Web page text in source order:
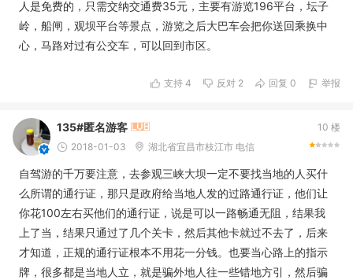
人是免费的，只需交纳交通费35元，主要有游览196平台，坛子
岭，船闸，观坝平台等景点，游览之后大巴车会把你送回乘换中
心，马路对过有公交车，可以回到市区。
支持 4 反对 2 回复 0 举报
10 楼
135#匿名游客
2018-01-03 湖北省宜昌市枝江市 电信
自驾游的千万要注意，去参观三峡大坝一定不要找当地的人买什
么所谓的通行证，那只是政府给当地人发的过路通行证，他们让
你花100左右买他们的通行证，说是可以一路畅通无阻，结果我
上了当，结果只通过了几个关卡，然后其他卡就过不去了，后来
才知道，正规的通行证根本不用花一分钱。也要当心路上的指示
牌，很多都是当地人立，就是骗外地人往一些错地方引，然后骗